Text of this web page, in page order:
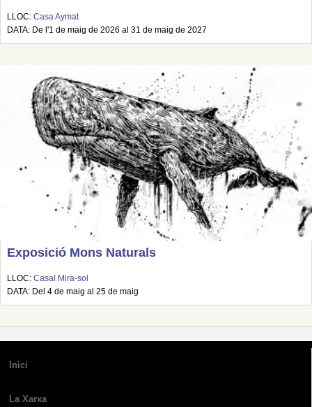
LLOC: Casa Aymat
DATA: De l'1 de maig de 2026 al 31 de maig de 2027
Exposició Mons Naturals
LLOC: Casal Mira-sol
DATA: Del 4 de maig al 25 de maig
Inici
La Xarxa